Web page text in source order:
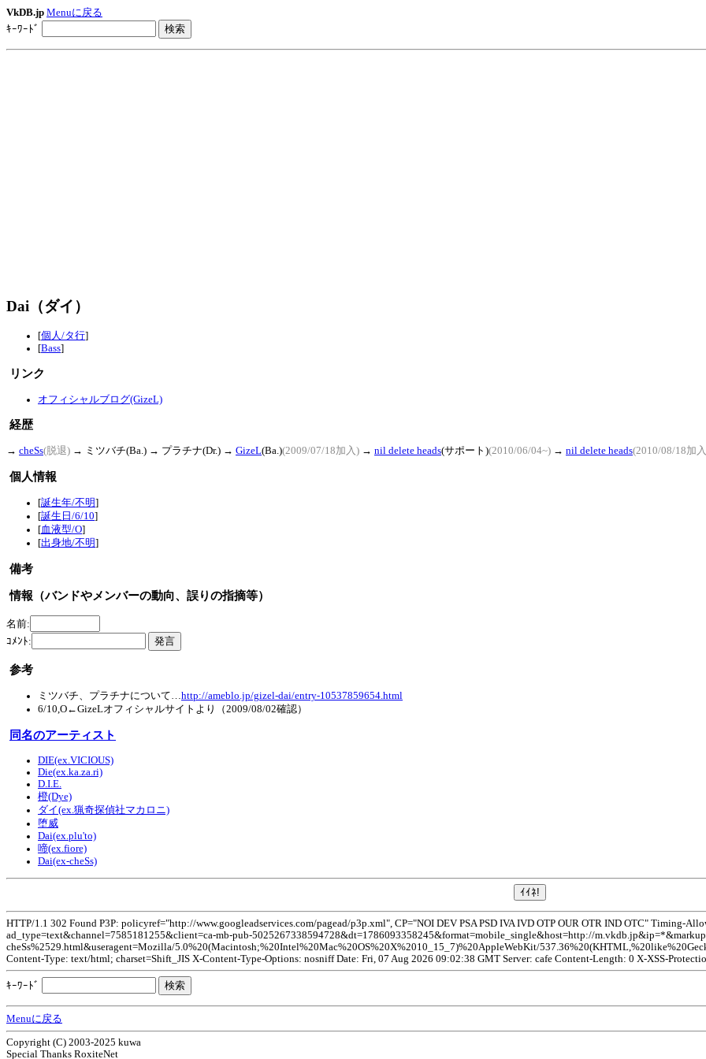
VkDB.jp Menuに戻る
ｷｰﾜｰﾄﾞ
Dai（ダイ）
[個人/タ行]
[Bass]
リンク
オフィシャルブログ(GizeL)
経歴
→ cheSs(脱退) → ミツバチ(Ba.) → プラチナ(Dr.) → GizeL(Ba.)(2009/07/18加入) → nil delete heads(サポート)(2010/06/04~) → nil delete heads(2010/08/18加
個人情報
[誕生年/不明]
[誕生日/6/10]
[血液型/O]
[出身地/不明]
備考
情報（バンドやメンバーの動向、誤りの指摘等）
名前:
ｺﾒﾝﾄ:
参考
ミツバチ、プラチナについて…http://ameblo.jp/gizel-dai/entry-10537859654.html
6/10,O←GizeLオフィシャルサイトより（2009/08/02確認）
同名のアーティスト
DIE(ex.VICIOUS)
Die(ex.ka.za.ri)
D.I.E.
橙(Dye)
ダイ(ex.猟奇探偵社マカロニ)
堕威
Dai(ex.plu'to)
啼(ex.fiore)
Dai(ex-cheSs)
HTTP/1.1 302 Found P3P: policyref="http://www.googleadservices.com/pagead/p3p.xml", CP="NOI DEV PSA PSD IVA IVD OTP OUR OTR IND OTC" Timing-
ad_type=text&channel=7585181255&client=ca-mb-pub-5025267338594728&dt=1786093358245&format=mobile_single&host=http://
cheSs%2529.html&useragent=Mozilla/5.0%20(Macintosh;%20Intel%20Mac%20OS%20X%2010_15_7)%20AppleWebKit/
Content-Type: text/html; charset=Shift_JIS X-Content-Type-Options: nosniff Date: Fri, 07 Aug 2026 09:02:38 GMT Server: cafe Content-Length: 0 X-XSS-
ｷｰﾜｰﾄﾞ
Menuに戻る
Copyright (C) 2003-2025 kuwa
Special Thanks RoxiteNet